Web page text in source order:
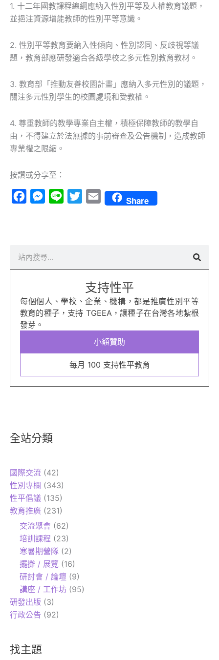
1. 十二年國教課程總綱應納入性別平等及人權教育議題，
並挹注資源增能教師的性別平等意識。
2. 性別平等教育要納入性傾向、性別認同、反歧視等議
題，教育部應研發適合各級學校之多元性別教育教材。
3. 教育部「推動友善校園計畫」應納入多元性別的議題，
關注多元性別學生的校園處境和受教權。
4. 尊重教師的教學專業自主權，積極保障教師的教學自
由，不得建立於法無據的事前審查及公告機制，造成教師
專業權之限縮。
按讚或分享至：
FacebookMessenger
Line TwitterEmail Share
支持性平
每個個人、學校、企業、機構，都是推廣性別平等
教育的種子，支持 TGEEA，讓種子在台灣各地紮根
發芽。
小額贊助
每月 100 支持性平教育
全站分類
國際交流 (42)
性別專欄 (343)
性平倡議 (135)
教育推廣 (231)
交流聚會 (62)
培訓課程 (23)
寒暑期營隊 (2)
擺攤 / 展覽 (16)
研討會 / 論壇 (9)
講座 / 工作坊 (95)
研發出版 (3)
行政公告 (92)
找主題